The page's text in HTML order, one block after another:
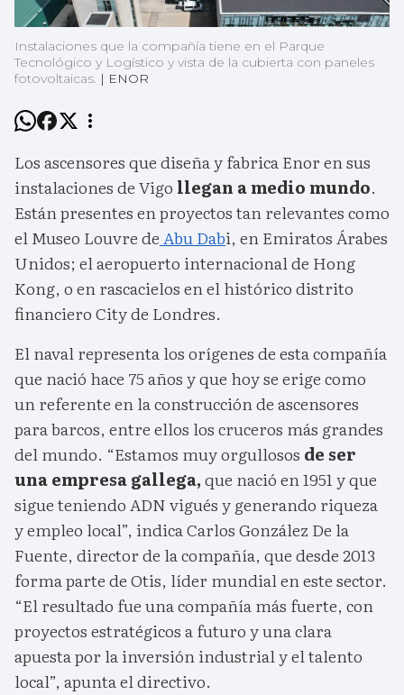
Instalaciones que la compañía tiene en el Parque
Tecnológico y Logístico y vista de la cubierta con paneles
fotovoltaicas. | ENOR
Los ascensores que diseña y fabrica Enor en sus
instalaciones de Vigo llegan a medio mundo.
Están presentes en proyectos tan relevantes como
el Museo Louvre deAbu Dabi, en Emiratos Árabes
Unidos; el aeropuerto internacional de Hong
Kong, o en rascacielos en el histórico distrito
financiero City de Londres.
El naval representa los orígenes de esta compañía
que nació hace 75 años y que hoy se erige como
un referente en la construcción de ascensores
para barcos, entre ellos los cruceros más grandes
del mundo. “Estamos muy orgullosos de ser
una empresa gallega,que nació en 1951 y que
sigue teniendo ADN vigués y generando riqueza
y empleo local”, indica Carlos González De la
Fuente, director de la compañía, que desde 2013
forma parte de Otis, líder mundial en este sector.
“El resultado fue una compañía más fuerte, con
proyectos estratégicos a futuro y una clara
apuesta por la inversión industrial y el talento
local”, apunta el directivo.